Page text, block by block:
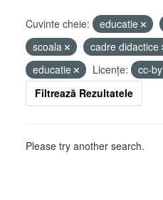
Cuvinte cheie: educatie
scoala
cadre didactice
educatie
Licenţe:
cc-by
Filtrează Rezultatele
Please try another search.